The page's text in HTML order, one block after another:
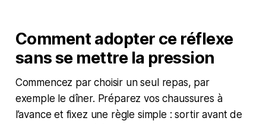
Comment adopter ce réflexe
sans se mettre la pression
Commencez par choisir un seul repas, par
exemple le dîner. Préparez vos chaussures à
l’avance et fixez une règle simple : sortir avant de